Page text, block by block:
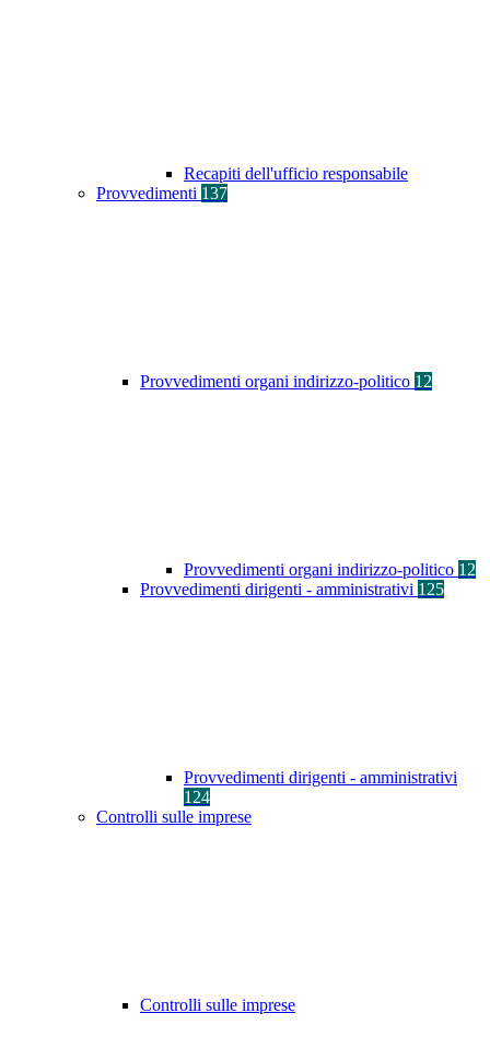
Recapiti dell'ufficio responsabile
Provvedimenti 137
Provvedimenti organi indirizzo-politico 12
Provvedimenti organi indirizzo-politico 12
Provvedimenti dirigenti - amministrativi 125
Provvedimenti dirigenti - amministrativi
124
Controlli sulle imprese
Controlli sulle imprese